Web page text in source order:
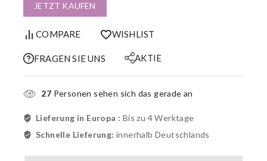
JETZT KAUFEN
COMPARE WISHLIST
FRAGEN SIE UNS AKTIE
27 Personen sehen sich das gerade an
Lieferung in Europa : Bis zu 4 Werktage
Schnelle Lieferung: innerhalb Deutschlands